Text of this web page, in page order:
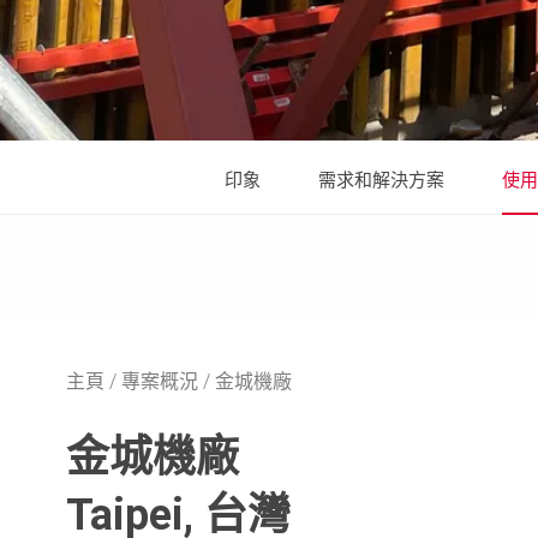
印象 需求和解決方案 使
主頁 專案概況 金城機廠
金城機廠
Taipei, 台灣